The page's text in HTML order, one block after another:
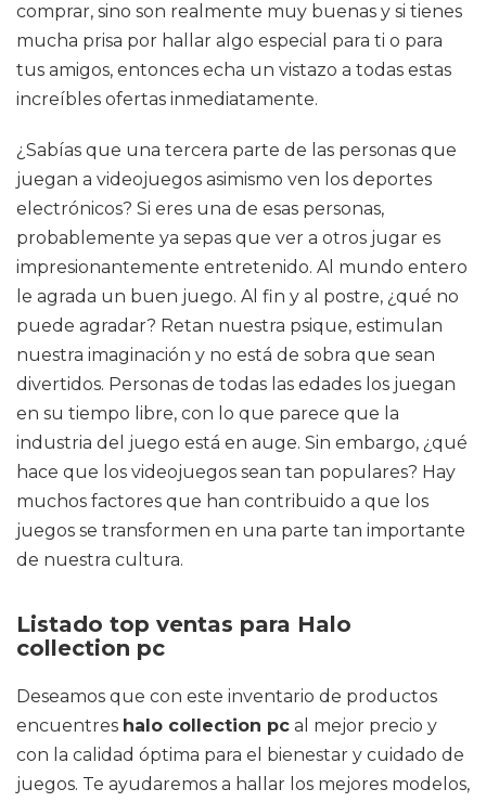
comprar, sino son realmente muy buenas y si tienes
mucha prisa por hallar algo especial para ti o para
tus amigos, entonces echa un vistazo a todas estas
increíbles ofertas inmediatamente.
¿Sabías que una tercera parte de las personas que
juegan a videojuegos asimismo ven los deportes
electrónicos? Si eres una de esas personas,
probablemente ya sepas que ver a otros jugar es
impresionantemente entretenido. Al mundo entero
le agrada un buen juego. Al fin y al postre, ¿qué no
puede agradar? Retan nuestra psique, estimulan
nuestra imaginación y no está de sobra que sean
divertidos. Personas de todas las edades los juegan
en su tiempo libre, con lo que parece que la
industria del juego está en auge. Sin embargo, ¿qué
hace que los videojuegos sean tan populares? Hay
muchos factores que han contribuido a que los
juegos se transformen en una parte tan importante
de nuestra cultura.
Listado top ventas para Halo
collection pc
Deseamos que con este inventario de productos
encuentres halo collection pc al mejor precio y
con la calidad óptima para el bienestar y cuidado de
juegos. Te ayudaremos a hallar los mejores modelos,